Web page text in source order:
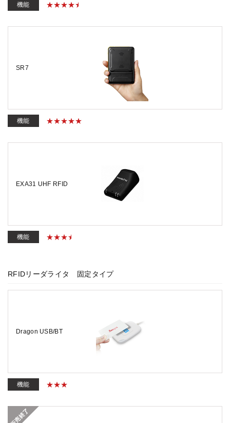
機能
SR7
機能
EXA31 UHF RFID
機能
RFIDリーダライタ 固定タイプ
Dragon USB/BT
機能